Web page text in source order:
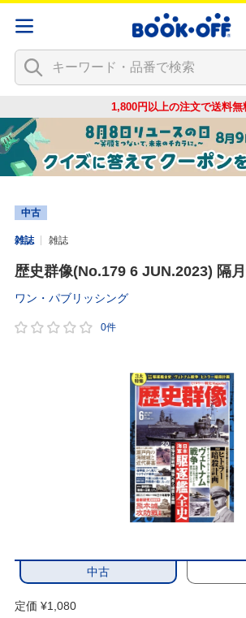
1,800円以上の注文で送料無
中古
雑誌 雑誌
歴史群像(No.179 6 JUN.2023) 隔
ワン・パブリッシング
0件
中古
定価 ¥1,080